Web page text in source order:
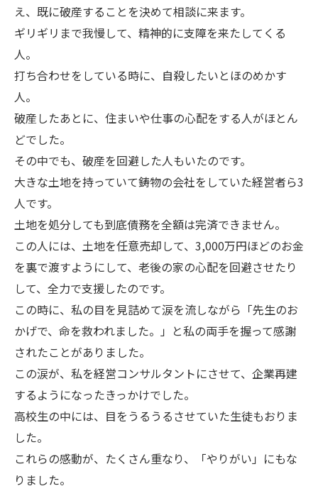
え、既に破産することを決めて相談に来ます。
ギリギリまで我慢して、精神的に支障を来たしてくる
人。
打ち合わせをしている時に、自殺したいとほのめかす
人。
破産したあとに、住まいや仕事の心配をする人がほとん
どでした。
その中でも、破産を回避した人もいたのです。
大きな土地を持っていて鋳物の会社をしていた経営者ら3
人です。
土地を処分しても到底債務を全額は完済できません。
この人には、土地を任意売却して、3,000万円ほどのお金
を裏で渡すようにして、老後の家の心配を回避させたり
して、全力で支援したのです。
この時に、私の目を見詰めて涙を流しながら「先生のお
かげで、命を救われました。」と私の両手を握って感謝
されたことがありました。
この涙が、私を経営コンサルタントにさせて、企業再建
するようになったきっかけでした。
高校生の中には、目をうるうるさせていた生徒もおりま
した。
これらの感動が、たくさん重なり、「やりがい」にもな
りました。